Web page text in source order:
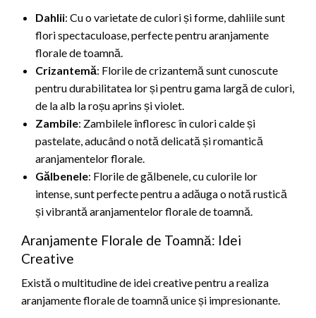
Dahlii: Cu o varietate de culori și forme, dahliile sunt
flori spectaculoase, perfecte pentru aranjamente
florale de toamnă.
Crizantemă: Florile de crizantemă sunt cunoscute
pentru durabilitatea lor și pentru gama largă de culori,
de la alb la roșu aprins și violet.
Zambile: Zambilele înfloresc în culori calde și
pastelate, aducând o notă delicată și romantică
aranjamentelor florale.
Gălbenele: Florile de gălbenele, cu culorile lor
intense, sunt perfecte pentru a adăuga o notă rustică
și vibrantă aranjamentelor florale de toamnă.
Aranjamente Florale de Toamnă: Idei
Creative
Există o multitudine de idei creative pentru a realiza
aranjamente florale de toamnă unice și impresionante.